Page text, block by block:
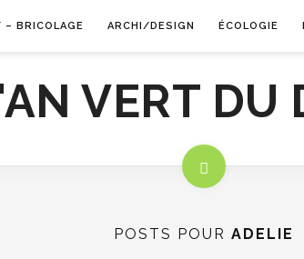
– BRICOLAGE ARCHI/DESIGN ÉCOLOGIE
POSTS POUR ADELIE